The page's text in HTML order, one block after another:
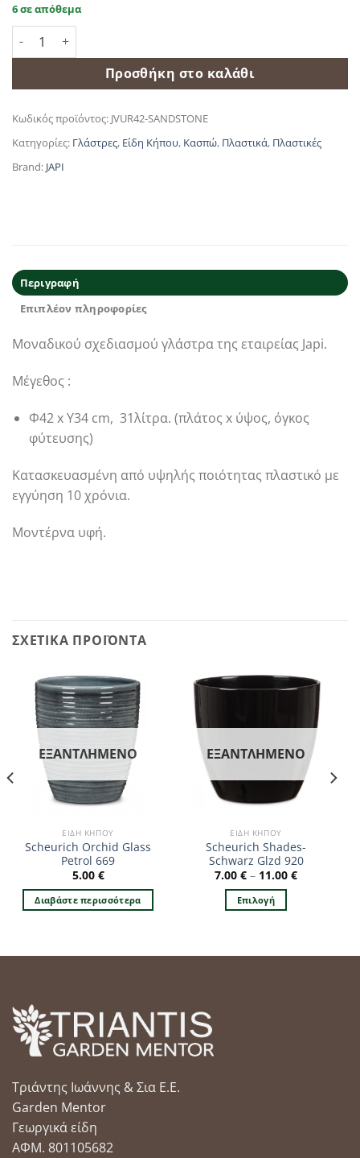
6 σε απόθεμα
Γλάστρα Japi Traditional Round Sandstone JVUR42 ποσότητα
Προσθήκη στο καλάθι
Κωδικός προϊόντος: JVUR42-SANDSTONE
Κατηγορίες: Γλάστρες, Είδη Κήπου, Κασπώ, Πλαστικά, Πλαστικές
Brand: JAPI
Περιγραφή
Επιπλέον πληροφορίες
Μοναδικού σχεδιασμού γλάστρα της εταιρείας Japi.
Μέγεθος :
Φ42 x Υ34 cm, 31λίτρα. (πλάτος x ύψος, όγκος
φύτευσης)
Κατασκευασμένη από υψηλής ποιότητας πλαστικό με
εγγύηση 10 χρόνια.
Μοντέρνα υφή.
ΣΧΕΤΙΚΆ ΠΡΟΪΌΝΤΑ
ΕΞΑΝΤΛΗΜΈΝΟ
ΕΊΔΗ ΚΉΠΟΥ
Scheurich Orchid Glass
Petrol 669
5.00 €
Διαβάστε περισσότερα
ΕΞΑΝΤΛΗΜΈΝΟ
ΕΊΔΗ ΚΉΠΟΥ
Scheurich Shades-
Schwarz Glzd 920
7.00 € – 11.00 €
Επιλογή
προϊόν
Τριάντης Ιωάννης & Σια Ε.Ε.
Garden Mentor
Γεωργικά είδη
ΑΦΜ. 801105682